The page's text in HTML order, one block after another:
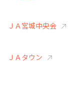
ＪＡ宮城中央会
ＪＡタウン